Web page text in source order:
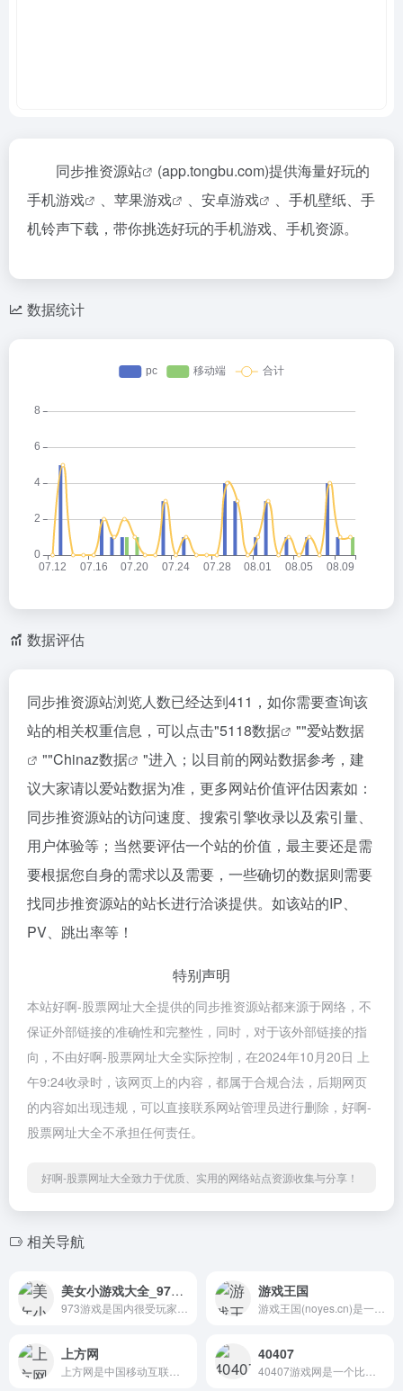
同步推资源站
(app.tongbu.com)提供海量好玩的
手机游戏
、 苹果游戏 、 安卓游戏
、手机壁纸、手
机铃声下载，带你挑选好玩的手机游戏、手机资源。
数据统计
数据评估
同步推资源站浏览人数已经达到411，如你需要查询该
站的相关权重信息，可以点击"5118数据 ""爱站数据
""Chinaz数据
"进入；以目前的网站数据参考，建
议大家请以爱站数据为准，更多网站价值评估因素如：
同步推资源站的访问速度、搜索引擎收录以及索引量、
用户体验等；当然要评估一个站的价值，最主要还是需
要根据您自身的需求以及需要，一些确切的数据则需要
找同步推资源站的站长进行洽谈提供。如该站的IP、
PV、跳出率等！
特别声明
本站好啊-股票网址大全提供的同步推资源站都来源于网络，不
保证外部链接的准确性和完整性，同时，对于该外部链接的指
向，不由好啊-股票网址大全实际控制，在2024年10月20日 上
午9:24收录时，该网页上的内容，都属于合规合法，后期网页
的内容如出现违规，可以直接联系网站管理员进行删除，好啊-
股票网址大全不承担任何责任。
好啊-股票网址大全致力于优质、实用的网络站点资源收集与分享！
相关导航
美女小游戏大全_973游戏大全 游戏王国
上方网 40407